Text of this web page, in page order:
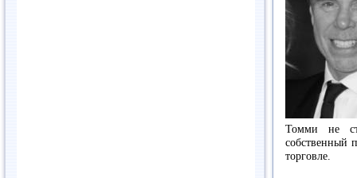
Томми не
собственный
торговле.